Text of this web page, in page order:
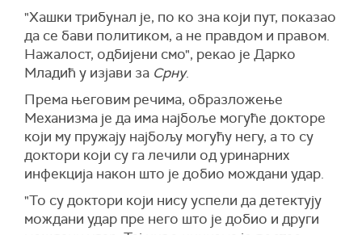
"Хашки трибунал је, по ко зна који пут, показао
да се бави политиком, а не правдом и правом.
Нажалост, одбијени смо", рекао је Дарко
Младић у изјави за Срну.
Према његовим речима, образложење
Механизма је да има најбоље могуће докторе
који му пружају најбољу могућу негу, а то су
доктори који су га лечили од уринарних
инфекција након што је добио мождани удар.
"То су доктори који нису успели да детектују
мождани удар пре него што је добио и други